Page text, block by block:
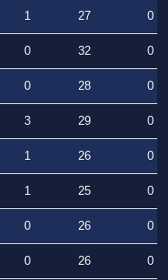
1 27
0
0 32
0
0 28
0
3 29
0
1 26
0
1 25
0
0 26
0
0 26
0